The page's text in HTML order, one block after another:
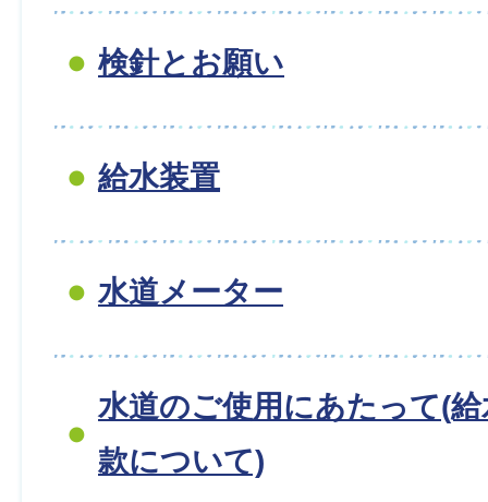
検針とお願い
給水装置
水道メーター
水道のご使用にあたって(
款について)